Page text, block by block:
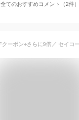
全てのおすすめコメント（2件）